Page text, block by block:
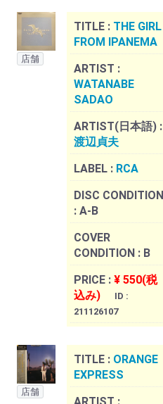
店舗
TITLE : THE GIRL
FROM IPANEMA
ARTIST :
WATANABE
SADAO
ARTIST(日本語) :
渡辺貞夫
LABEL : RCA
DISC CONDITION
: A-B
COVER
CONDITION : B
PRICE : ¥ 550(税
込み)
ID :
211126107
店舗
TITLE : ORANGE
EXPRESS